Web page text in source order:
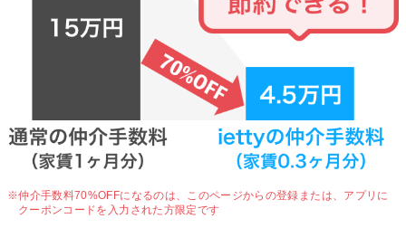
※仲介手数料70%OFFになるのは、 このページからの登録または、アプリに
クーポンコードを入力された方限定です